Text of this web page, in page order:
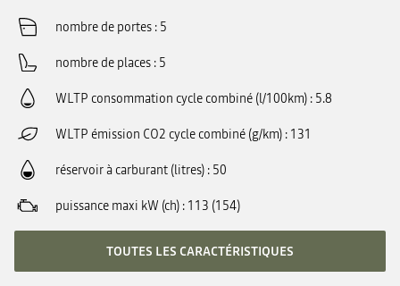
nombre de portes 5
nombre de places 5
WLTP consommation cycle combiné (l/100km) 5.8
WLTP émission CO2 cycle combiné (g/km) 131
réservoir à carburant (litres) 50
puissance maxi kW (ch) 113 (154)
TOUTES LES CARACTÉRISTIQUES